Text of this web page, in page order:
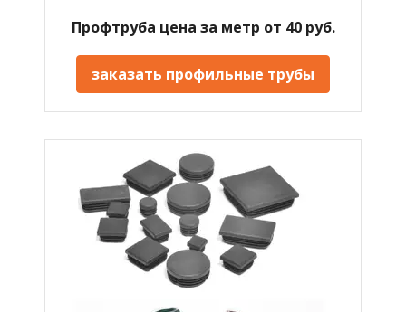
Профтруба цена за метр от 40 руб.
заказать профильные трубы